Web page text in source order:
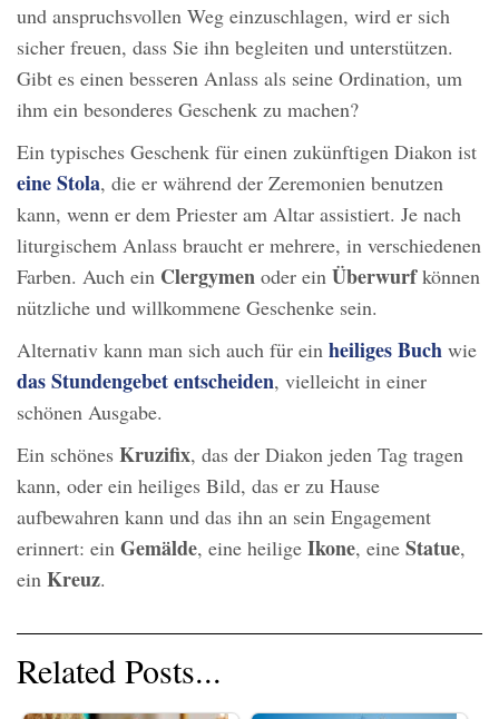
und anspruchsvollen Weg einzuschlagen, wird er sich
sicher freuen, dass Sie ihn begleiten und unterstützen.
Gibt es einen besseren Anlass als seine Ordination, um
ihm ein besonderes Geschenk zu machen?
Ein typisches Geschenk für einen zukünftigen Diakon ist
eine Stola, die er während der Zeremonien benutzen
kann, wenn er dem Priester am Altar assistiert. Je nach
liturgischem Anlass braucht er mehrere, in verschiedenen
Farben. Auch ein Clergymen oder ein Überwurfkönnen
nützliche und willkommene Geschenke sein.
Alternativ kann man sich auch für ein heiliges Buch wie
das Stundengebet entscheiden, vielleicht in einer
schönen Ausgabe.
Ein schönes Kruzifix, das der Diakon jeden Tag tragen
kann, oder ein heiliges Bild, das er zu Hause
aufbewahren kann und das ihn an sein Engagement
erinnert: ein Gemälde, eine heilige Ikone, eine Statue,
ein Kreuz.
Related Posts...